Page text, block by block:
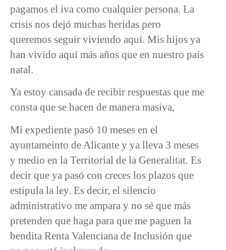
pagamos el iva como cualquier persona. La
crisis nos dejó muchas heridas pero
queremos seguir viviendo aquí. Mis hijos ya
han vivido aquí más años que en nuestro país
natal.
Ya estoy cansada de recibir respuestas que me
consta que se hacen de manera masiva,
Mi expediente pasó 10 meses en el
ayuntameinto de Alicante y ya lleva 3 meses
y medio en la Territorial de la Generalitat. Es
decir que ya pasó con creces los plazos que
estipula la ley. Es decir, el silencio
administrativo me ampara y no sé que más
pretenden que haga para que me paguen la
bendita Renta Valenciana de Inclusión que